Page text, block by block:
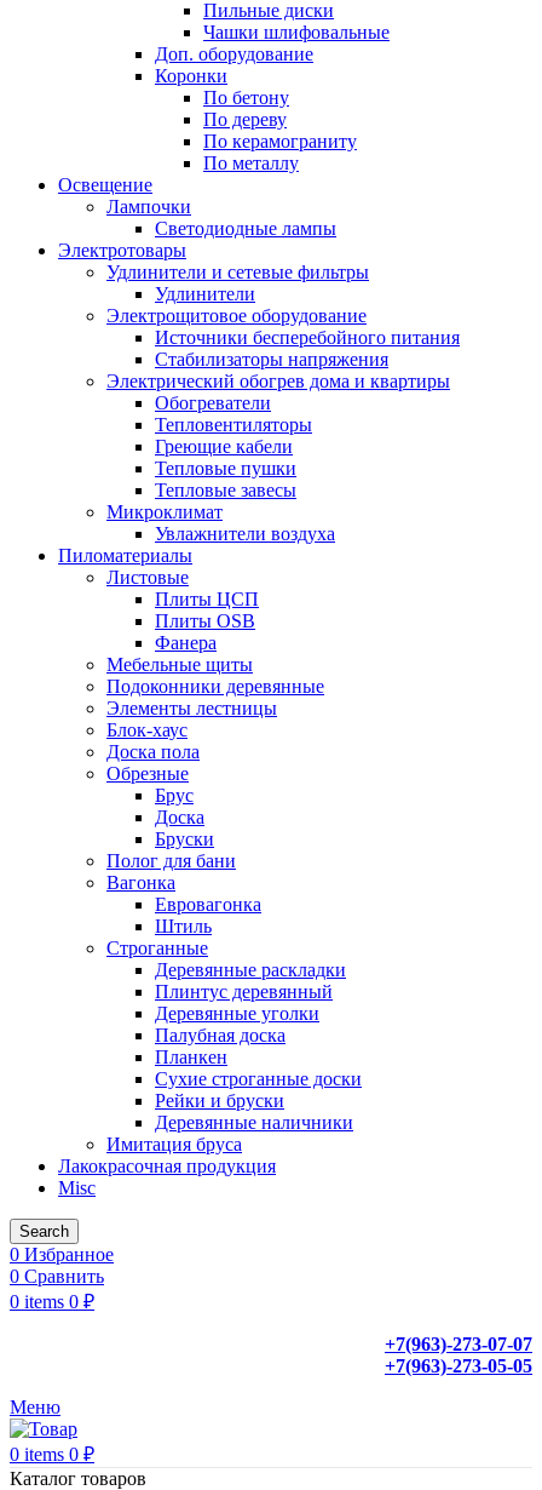
Пильные диски
Чашки шлифовальные
Доп. оборудование
Коронки
По бетону
По дереву
По керамограниту
По металлу
Освещение
Лампочки
Светодиодные лампы
Электротовары
Удлинители и сетевые фильтры
Удлинители
Электрощитовое оборудование
Источники бесперебойного питания
Стабилизаторы напряжения
Электрический обогрев дома и квартиры
Обогреватели
Тепловентиляторы
Греющие кабели
Тепловые пушки
Тепловые завесы
Микроклимат
Увлажнители воздуха
Пиломатериалы
Листовые
Плиты ЦСП
Плиты OSB
Фанера
Мебельные щиты
Подоконники деревянные
Элементы лестницы
Блок-хаус
Доска пола
Обрезные
Брус
Доска
Бруски
Полог для бани
Вагонка
Евровагонка
Штиль
Строганные
Деревянные раскладки
Плинтус деревянный
Деревянные уголки
Палубная доска
Планкен
Сухие строганные доски
Рейки и бруски
Деревянные наличники
Имитация бруса
Лакокрасочная продукция
Misc
Search
0 Избранное
0 Сравнить
0 items 0 ₽
+7(963)-273-07-07
+7(963)-273-05-05
Меню
0 items 0 ₽
Каталог товаров